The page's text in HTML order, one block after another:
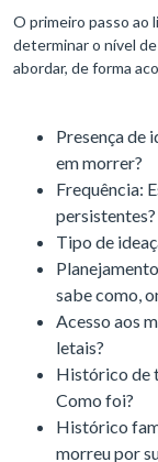
O primeiro passo ao
determinar o nível
abordar, de forma
Presença de
em morrer?
Frequência:
persistentes?
Tipo de
sabe como,
Acesso aos
letais?
Histórico de
Como foi?
Histórico
morreu por